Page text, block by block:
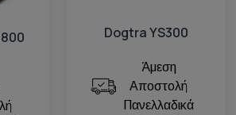
Dogtra YS300
Άμεση
Αποστολή
Πανελλαδικά